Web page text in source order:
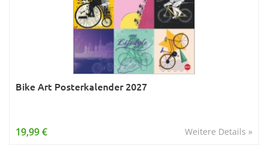
Bike Art Posterkalender 2027
Weitere Details »
19,99 €